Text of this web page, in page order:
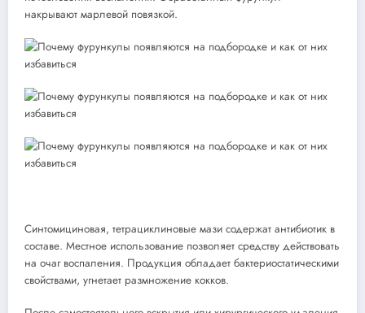
накрывают марлевой повязкой.
Синтомициновая, тетрациклиновые мази содержат антибиотик в
составе. Местное использование позволяет средству действовать
на очаг воспаления. Продукция обладает бактериостатическими
свойствами, угнетает размножение кокков.